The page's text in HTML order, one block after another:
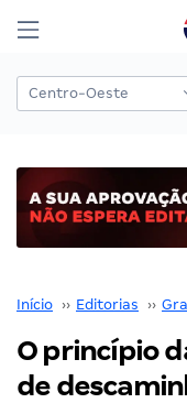
Início ›› Editorias ››
O princípio
de